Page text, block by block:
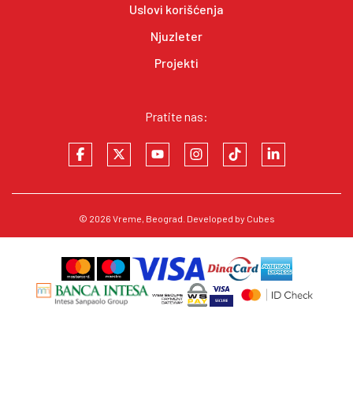
Uslovi korišćenja
Njuzleter
Projekti
Pratite nas:
© 2026 Vreme , Beograd. Developed by Cubes